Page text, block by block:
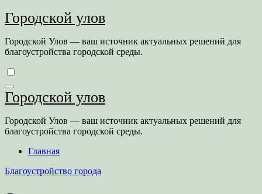
Перейти
к
Городской улов
Городской Улов — ваш источник актуальных решений для
благоустройства городской среды.
Городской улов
Городской Улов — ваш источник актуальных решений для
благоустройства городской среды.
Главная
Благоустройство города